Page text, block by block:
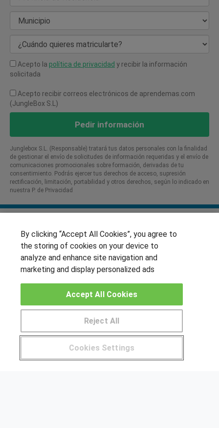
Municipio
¿Cuándo quieres matricularte?
Acepto la política de privacidad y recibir la información
solicitada
Acepto recibir correos electrónicos de aprendemas.com
(JungleBox S.L)
Pedir información
Junglebox S.L. (Responsable) tratará tus datos personales con la finalidad
de gestionar el envío de solicitudes de información requeridas y el envío de
comunicaciones promocionales sobre formación, derivadas de tu
consentimiento. Podrás ejercer tus derechos de acceso, supresión
rectificación, limitación, portabilidad y otros derechos, según lo indicado en
nuestra P. de Privacidad​
Pide más información al centro
SÍGUENOS EN LAS REDES
Muro de los idiomas
Hablemos de empleo
CENTROS DE FORMACIÓN
By clicking “Accept All Cookies”, you agree to
the storing of cookies on your device to
analyze and enhance site navigation and
marketing and display personalized ads
Cookies Settings
Reject All
Accept All Cookies